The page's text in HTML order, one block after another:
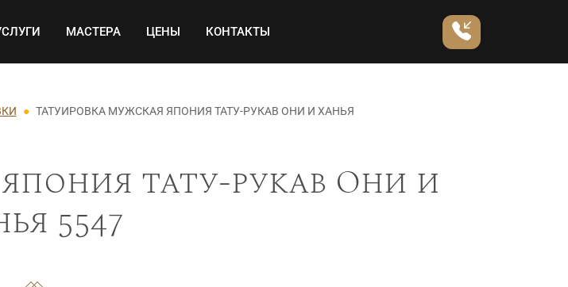
МАСТЕРА ЦЕНЫ КОНТАКТЫ
ТАТУИРОВКА МУЖСКАЯ ЯПОНИЯ ТАТУ-РУКАВ ОНИ И ХАНЬЯ
тату-рукав Они и
5547